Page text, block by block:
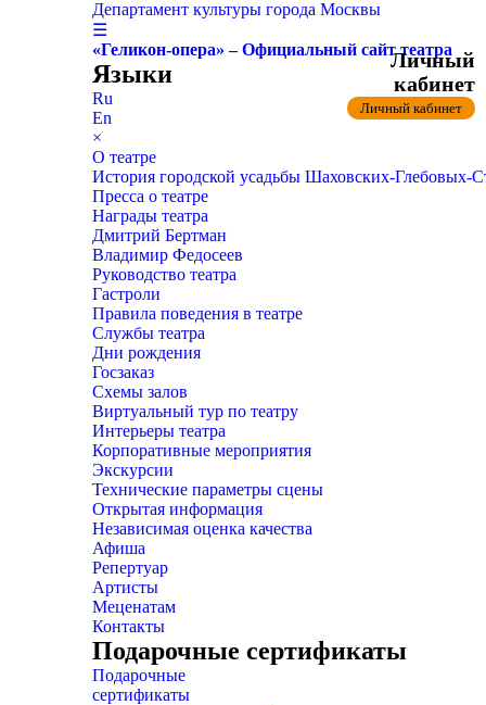
Департамент культуры города Москвы
☰
«Геликон-опера» – Официальный сайт театра
Языки
Ru
En
×
О театре
История городской усадьбы Шаховских-
Пресса о театре
Награды театра
Дмитрий Бертман
Владимир Федосеев
Руководство театра
Гастроли
Правила поведения в театре
Службы театра
Дни рождения
Госзаказ
Схемы залов
Виртуальный тур по театру
Интерьеры театра
Корпоративные мероприятия
Экскурсии
Технические параметры сцены
Открытая информация
Независимая оценка качества
Афиша
Репертуар
Артисты
Меценатам
Контакты
Подарочные сертификаты
Подарочные
сертификаты
Личный
кабинет
Личный кабинет